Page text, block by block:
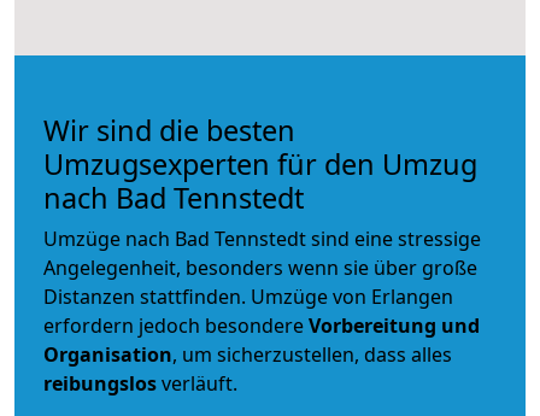
Wir sind die besten
Umzugsexperten für den Umzug
nach Bad Tennstedt
Umzüge nach Bad Tennstedt sind eine stressige
Angelegenheit, besonders wenn sie über große
Distanzen stattfinden. Umzüge von Erlangen
erfordern jedoch besondereVorbereitung und
Organisation, um sicherzustellen, dass alles
reibungslosverläuft.